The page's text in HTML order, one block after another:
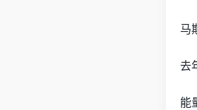
马
去
能